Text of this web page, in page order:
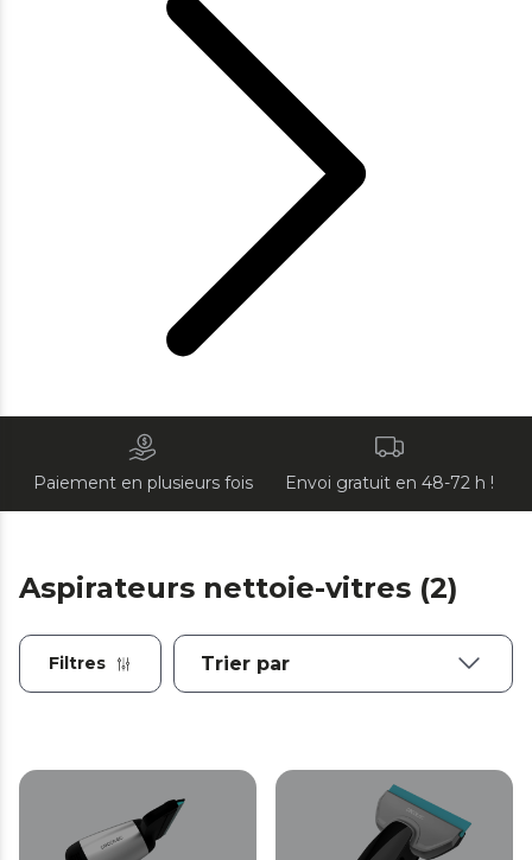
Paiement en plusieurs fois Envoi gratuit en 48-72 h !
Aspirateurs nettoie-vitres (2)
Filtres